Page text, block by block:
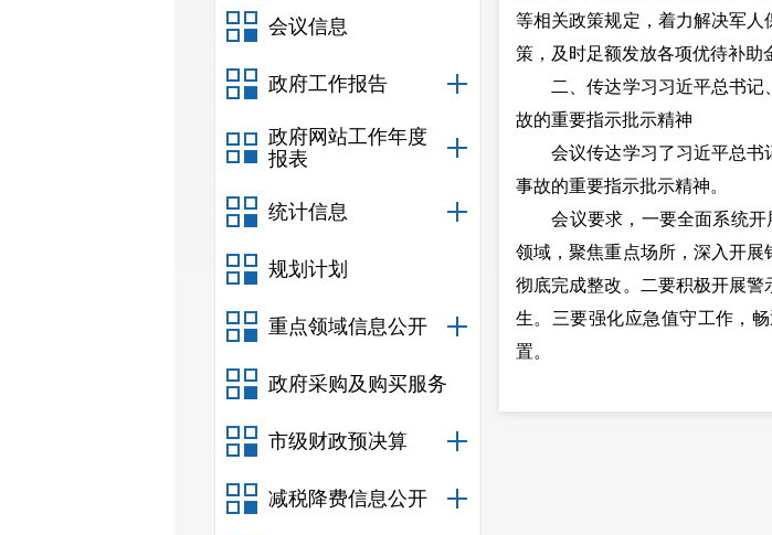
会议信息
政府工作报告
政府网站工作年度
报表
统计信息
规划计划
重点领域信息公开
政府采购及购买服务
市级财政预决算
减税降费信息公开
等相关政策规定，着力解决军
策，及时足额发放各项优待补助
二、传达学习习近平总书记
故的重要指示批示精神
会议传达学习了习近平总书
事故的重要指示批示精神。
会议要求，一要全面系统开展
领域，聚焦重点场所，深入开
彻底完成整改。二要积极开展
生。三要强化应急值守工作，
置。
会议听取了市发改局关于安宁